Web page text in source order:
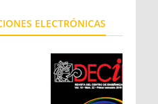
ELECTRÓNICAS